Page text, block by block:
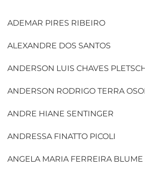
ADEMAR PIRES RIBEIRO
ALEXANDRE DOS SANTOS
ANDERSON LUIS CHAVES
ANDERSON RODRIGO TERRA
ANDRE HIANE SENTINGER
ANDRESSA FINATTO PICOLI
ANGELA MARIA FERREIRA BLUME